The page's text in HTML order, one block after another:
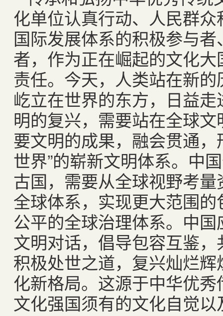
化单位认真行动、人民群
国际发展体系的积极参与
者，作为正在崛起的文化
责任。今天，人类站在新
屹立在世界的东方，日益
明的复兴，需要站在全球
要文明的成果，融会贯通
世界”的崭新文明体系。中
古国，需要从全球视野考
全球体系，实现更大范围
公平的全球治理体系。中
文明对话，倡导包容互鉴
积极处世之道，复兴灿烂
化新格局。这源于中华优
文化强国须有的文化自觉